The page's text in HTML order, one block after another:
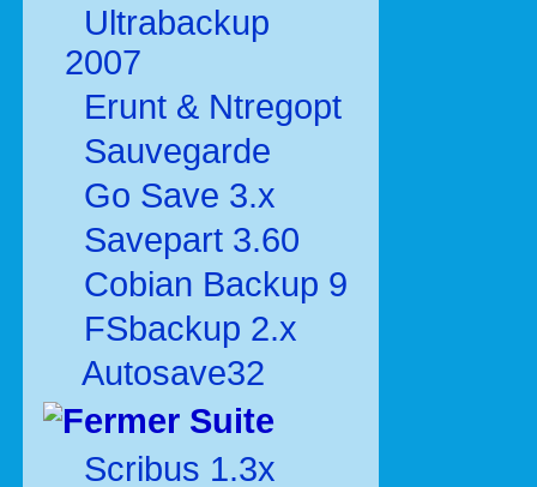
Ultrabackup
2007
Erunt & Ntregopt
Sauvegarde
Go Save 3.x
Savepart 3.60
Cobian Backup 9
FSbackup 2.x
Autosave32
Suite
Scribus 1.3x